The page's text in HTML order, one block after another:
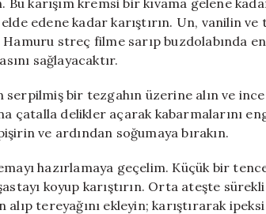
Bu karışım kremsi bir kıvama gelene
edene kadar karıştırın. Un, vanilin
streç filme sarıp buzdolabında en
sağlayacaktır.
serpilmiş bir tezgahın üzerine alın ve
çatalla delikler açarak kabarmalarını
ve ardından soğumaya bırakın.
hazırlamaya geçelim. Küçük bir
koyup karıştırın. Orta ateşte
alıp tereyağını ekleyin; karıştırarak